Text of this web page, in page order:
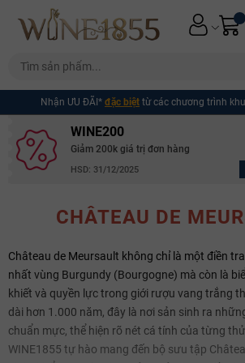
Nhận ƯU ĐÃI* đặc biệt từ các chương trình
WINE200
Giảm 200k giá trị đơn hàng
HSD: 31/12/2025
CHÂTEAU DE
Château de Meursault không chỉ là một điền
nhất vùng Burgundy (Bourgogne) mà còn là
khiết và quyền lực trong giới rượu vang trắng
dài hơn 1.000 năm, đây là nơi sản sinh ra
chuẩn mực, thể hiện rõ nét cá tính của từng
WINE1855 tự hào mang đến bộ sưu tập